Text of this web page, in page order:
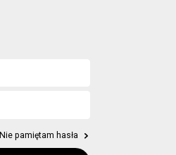
Nie pamiętam hasła